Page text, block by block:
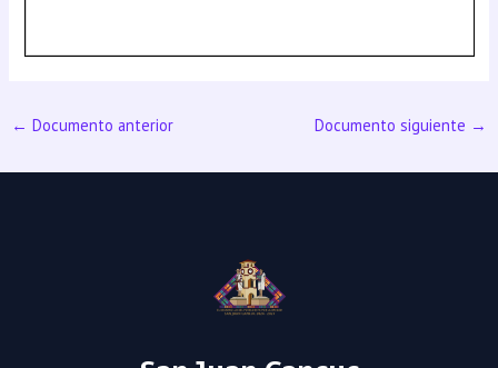
← Documento anterior Documento siguiente →